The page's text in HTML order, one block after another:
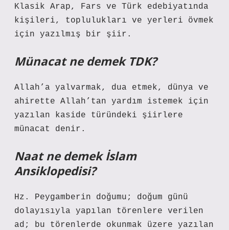
Klasik Arap, Fars ve Türk edebiyatında
kişileri, toplulukları ve yerleri övmek
için yazılmış bir şiir.
Münacat ne demek TDK?
Allah’a yalvarmak, dua etmek, dünya ve
ahirette Allah’tan yardım istemek için
yazılan kaside türündeki şiirlere
münacat denir.
Naat ne demek İslam
Ansiklopedisi?
Hz. Peygamberin doğumu; doğum günü
dolayısıyla yapılan törenlere verilen
ad; bu törenlerde okunmak üzere yazılan